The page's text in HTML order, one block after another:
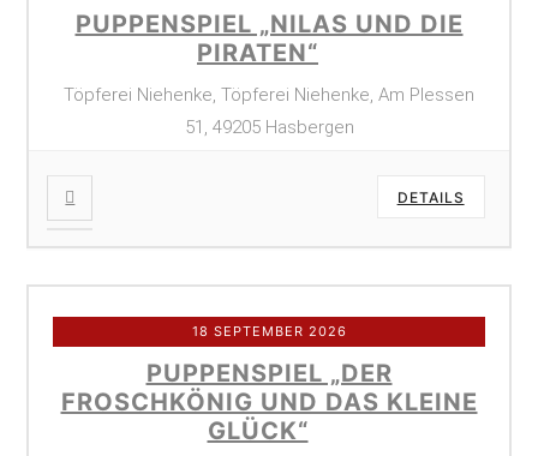
PUPPENSPIEL „NILAS UND DIE
PIRATEN“
Töpferei Niehenke, Töpferei Niehenke, Am Plessen
51, 49205 Hasbergen
DETAILS
18 SEPTEMBER 2026
PUPPENSPIEL „DER
FROSCHKÖNIG UND DAS KLEINE
GLÜCK“